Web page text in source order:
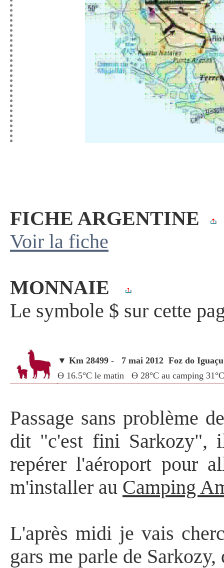
FICHE ARGENTINE
Voir la fiche
MONNAIE
Le symbole $ sur cette
▼ Km 28499 - 7 mai 2012 Foz do Iguaçu
Ө 16.5°C le matin Ө 28°C au camping
Passage sans problème
dit "c'est fini Sarkozy",
repérer l'aéroport pour
m'installer au Camping
L'après midi je vais
gars me parle de